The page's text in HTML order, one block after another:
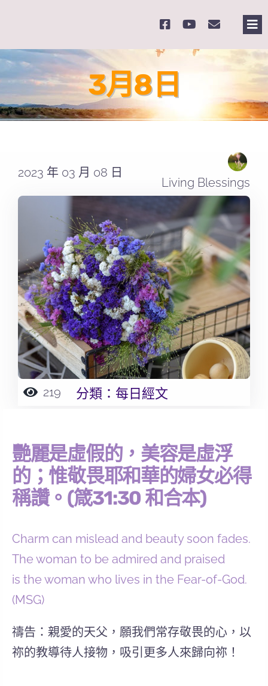
content
3月8日
2023 年 03 月 08 日
Living Blessings
219 分類： 每日經文
艷麗是虛假的，美容是虛浮
的；惟敬畏耶和華的婦女必得
稱讚。(箴31:30 和合本)
Charm can mislead and beauty soon fades.
The woman to be admired and praised
is the woman who lives in the Fear-of-God.
(MSG)
禱告：親愛的天父，願我們常存敬畏的心，以
祢的教導待人接物，吸引更多人來歸向祢！